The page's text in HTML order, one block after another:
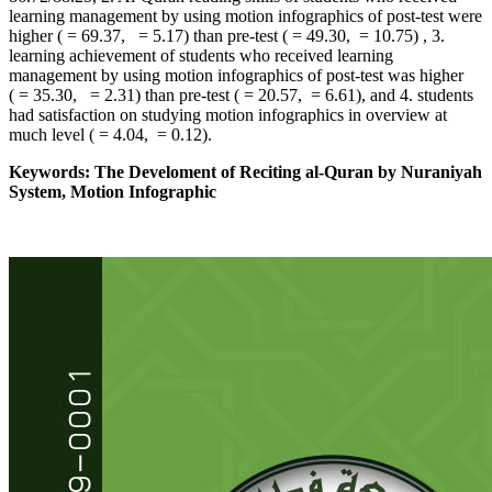
learning management by using motion infographics of post-test were
higher ( = 69.37, = 5.17) than pre-test ( = 49.30, = 10.75) , 3.
learning achievement of students who received learning
management by using motion infographics of post-test was higher
( = 35.30, = 2.31) than pre-test ( = 20.57, = 6.61), and 4. students
had satisfaction on studying motion infographics in overview at
much level ( = 4.04, = 0.12).
Keywords: The Develoment of Reciting al-Quran by Nuraniyah
System, Motion Infographic